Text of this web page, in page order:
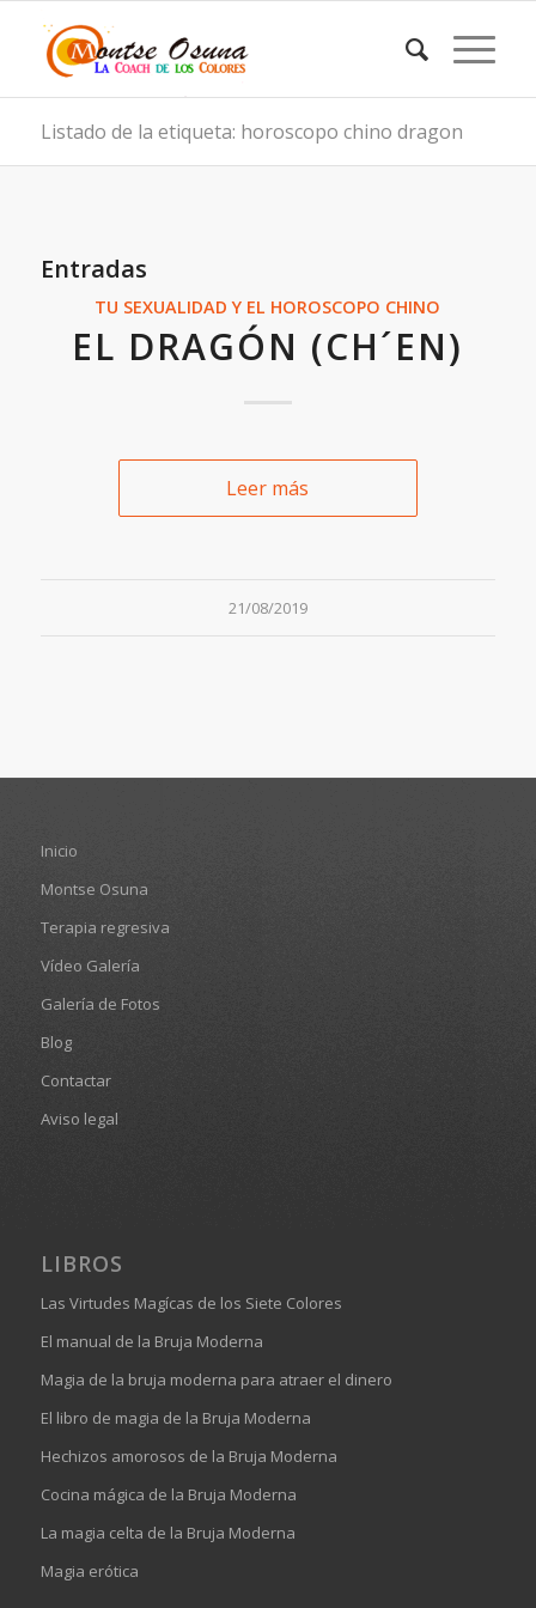
Listado de la etiqueta: horoscopo chino dragon
Entradas
TU SEXUALIDAD Y EL HOROSCOPO CHINO
EL DRAGÓN (CH´EN)
Leer más
21/08/2019
Inicio
Montse Osuna
Terapia regresiva
Vídeo Galería
Galería de Fotos
Blog
Contactar
Aviso legal
LIBROS
Las Virtudes Magícas de los Siete Colores
El manual de la Bruja Moderna
Magia de la bruja moderna para atraer el dinero
El libro de magia de la Bruja Moderna
Hechizos amorosos de la Bruja Moderna
Cocina mágica de la Bruja Moderna
La magia celta de la Bruja Moderna
Magia erótica